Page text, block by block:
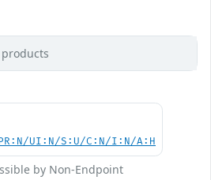
UI:N/S:U/C:N/I:N/A:H
by Non-Endpoint